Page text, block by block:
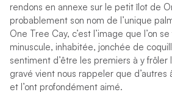
rendons en annexe sur le petit îlot de
probablement son nom de l’unique
One Tree Cay, c’est l’image que l’on
minuscule, inhabitée, jonchée de
sentiment d’être les premiers à y frôler
gravé vient nous rappeler que d’autres
et l’ont profondément aimé.